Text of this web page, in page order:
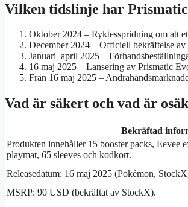
Vilken tidslinje har
Oktober 2024 – Ryktesspridning om att
December 2024 – Officiell bekräftelse av
Januari–april 2025 –
16 maj 2025 – Lansering av Prismatic
Från 16 maj 2025 –
Vad är säkert och vad är
Bekräftad
Produkten innehåller 15 booster packs, Eevee
playmat, 65 sleeves och kodkort.
Releasedatum: 16 maj 2025 (Pokémon,
MSRP: 90 USD (bekräftat av StockX).